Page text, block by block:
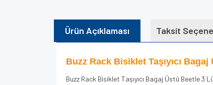
Ürün Açıklaması Taksit
Buzz Rack Bisiklet Taşıyıcı
Buzz Rack Bisiklet Taşıyıcı Bagaj Üstü Beetle 3